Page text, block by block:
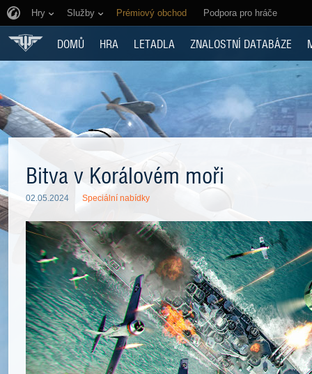
Hry Služby Prémiový obchod Podpora pro hráče
DOMŮ HRA LETADLA ZNALOSTNÍ DATABÁZE
Bitva v Korálovém moři
02.05.2024 Speciální nabídky